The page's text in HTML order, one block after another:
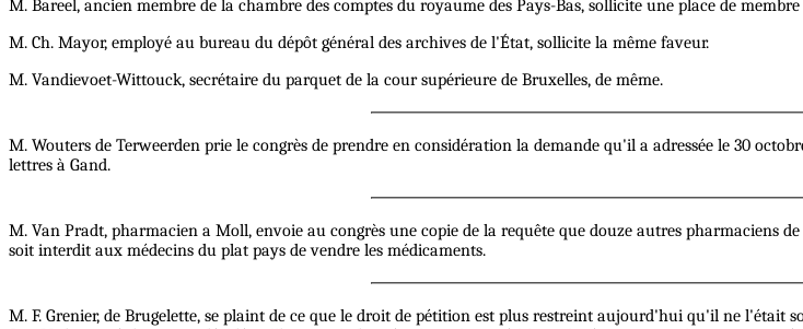
M. Bareel, ancien membre de la chambre des comptes du royaume des Pays-Bas, sollicite une place de
M. Ch. Mayor, employé au bureau du dépôt général des archives de l'État, sollicite la même faveur.
M. Vandievoet-Wittouck, secrétaire du parquet de la cour supérieure de Bruxelles, de même.
M. Wouters de Terweerden prie le congrès de prendre en considération la demande qu'il a adressée le 30
lettres à Gand.
M. Van Pradt, pharmacien a Moll, envoie au congrès une copie de la requête que douze autres pharmaciens
soit interdit aux médecins du plat pays de vendre les médicaments.
M. F. Grenier, de Brugelette, se plaint de ce que le droit de pétition est plus restreint aujourd'hui qu'il ne l'était